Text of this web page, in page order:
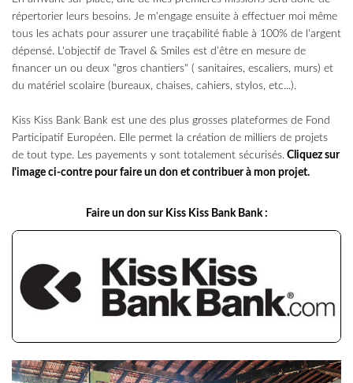
répertorier leurs besoins. Je m'engage ensuite à effectuer moi même
tous les achats pour assurer une traçabilité fiable à 100% de l'argent
dépensé. L'objectif de Travel & Smiles est d’être en mesure de
financer un ou deux "gros chantiers" ( sanitaires, escaliers, murs) et
du matériel scolaire (bureaux, chaises, cahiers, stylos, etc...).
Kiss Kiss Bank Bank est une des plus grosses plateformes de Fond
Participatif Européen. Elle permet la création de milliers de projets
de tout type. Les payements y sont totalement sécurisés. Cliquez sur
l'image ci-contre pour faire un don et contribuer à mon projet.
Faire un don sur Kiss Kiss Bank Bank :